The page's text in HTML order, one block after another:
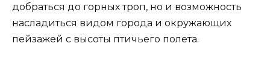
добраться до горных троп, но и возможность
насладиться видом города и окружающих
пейзажей с высоты птичьего полета.